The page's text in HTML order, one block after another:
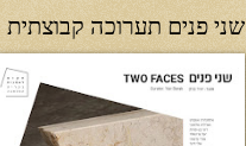
שני פנים תערוכה קבוצתית